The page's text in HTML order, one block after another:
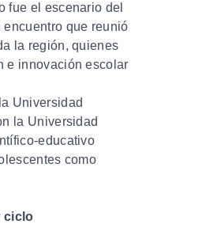
fue el escenario del
que reunió
la región, quienes
e innovación escolar
Universidad
la Universidad
educativo
como
ciclo